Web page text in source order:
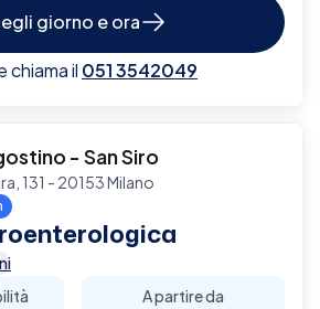
giorno e ora
chiama il 051 3542049
- San Siro
131 - 20153 Milano
A partire da